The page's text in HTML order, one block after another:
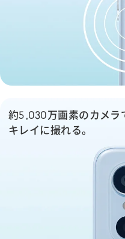
約5,030万画素のカメラ
キレイに撮れる。